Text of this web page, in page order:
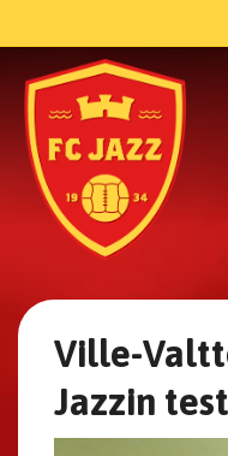
Ville-
Jazzin